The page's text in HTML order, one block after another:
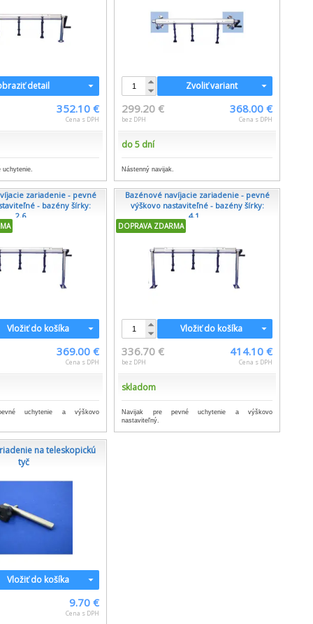
detail
352.10 €
Cena s DPH
uchytenie.
Zvoliť variant
299.20 €
bez DPH
368.00 €
Cena s DPH
do 5 dní
Nástenný navijak.
zariadenie - pevné
- bazény šírky:
2,6...
Vložiť do košíka
369.00 €
Cena s DPH
uchytenie a výškovo
Bazénové navíjacie zariadenie - pevné
výškovo nastaviteľné - bazény šírky:
4,1...
DOPRAVA ZDARMA
Vložiť do košíka
336.70 €
bez DPH
414.10 €
Cena s DPH
skladom
Navijak pre pevné uchytenie a výškovo
nastaviteľný.
na teleskopickú
tyč
Vložiť do košíka
9.70 €
Cena s DPH